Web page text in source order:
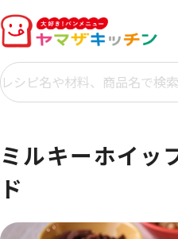
ミルキーホイッ
ド